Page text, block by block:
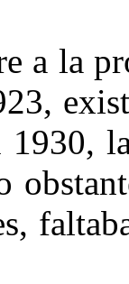
a la